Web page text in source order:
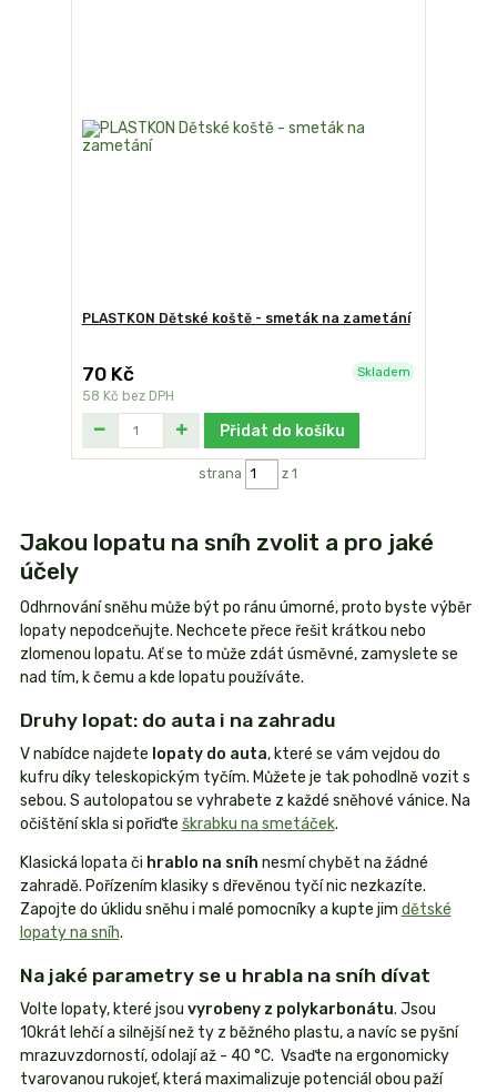
PLASTKON Dětské koště - smeták na zametání
70 Kč
58 Kč bez DPH
Skladem
Přidat do košíku
strana z 1
Jakou lopatu na sníh zvolit a pro jaké
účely
Odhrnování sněhu může být po ránu úmorné, proto byste výběr
lopaty nepodceňujte. Nechcete přece řešit krátkou nebo
zlomenou lopatu. Ať se to může zdát úsměvné, zamyslete se
nad tím, k čemu a kde lopatu používáte.
Druhy lopat: do auta i na zahradu
V nabídce najdete lopaty do auta, které se vám vejdou do
kufru díky teleskopickým tyčím. Můžete je tak pohodlně vozit s
sebou. S autolopatou se vyhrabete z každé sněhové vánice. Na
očištění skla si pořiďte škrabku na smetáček.
Klasická lopata či hrablo na sníh nesmí chybět na žádné
zahradě. Pořízením klasiky s dřevěnou tyčí nic nezkazíte.
Zapojte do úklidu sněhu i malé pomocníky a kupte jim dětské
lopaty na sníh.
Na jaké parametry se u hrabla na sníh dívat
Volte lopaty, které jsou vyrobeny z polykarbonátu. Jsou
10krát lehčí a silnější než ty z běžného plastu, a navíc se pyšní
mrazuvzdorností, odolají až - 40 °C. Vsaďte na ergonomicky
tvarovanou rukojeť, která maximalizuje potenciál obou paží